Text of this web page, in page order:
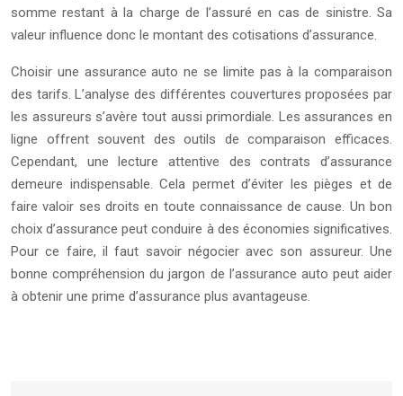
somme restant à la charge de l’assuré en cas de sinistre. Sa
valeur influence donc le montant des cotisations d’assurance.
Choisir une assurance auto ne se limite pas à la comparaison
des tarifs. L’analyse des différentes couvertures proposées par
les assureurs s’avère tout aussi primordiale. Les assurances en
ligne offrent souvent des outils de comparaison efficaces.
Cependant, une lecture attentive des contrats d’assurance
demeure indispensable. Cela permet d’éviter les pièges et de
faire valoir ses droits en toute connaissance de cause. Un bon
choix d’assurance peut conduire à des économies significatives.
Pour ce faire, il faut savoir négocier avec son assureur. Une
bonne compréhension du jargon de l’assurance auto peut aider
à obtenir une prime d’assurance plus avantageuse.